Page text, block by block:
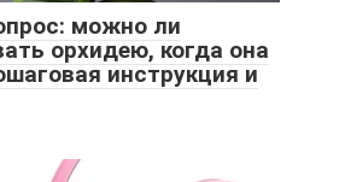
можно ли
орхидею, когда она
инструкция и